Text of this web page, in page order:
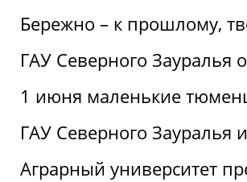
Бережно – к прошлому,
ГАУ Северного Зауралья
1 июня маленькие
ГАУ Северного Зауралья
Аграрный университет